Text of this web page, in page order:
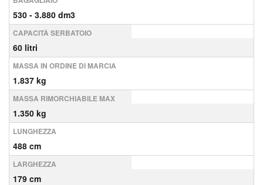
530 - 3.880 dm3
CAPACITÀ SERBATOIO
60 litri
MASSA IN ORDINE DI MARCIA
1.837 kg
MASSA RIMORCHIABILE MAX
1.350 kg
LUNGHEZZA
488 cm
LARGHEZZA
179 cm